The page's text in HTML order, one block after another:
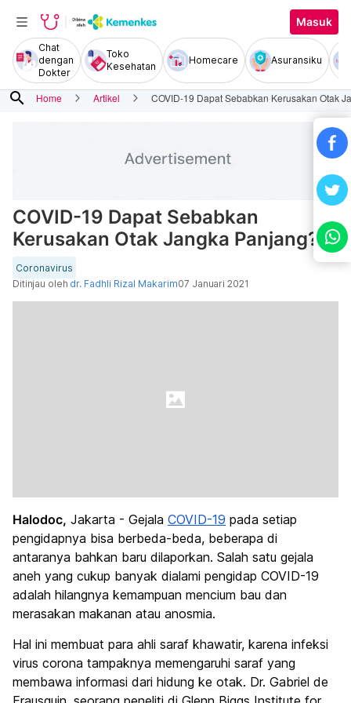
Masuk
Chat
dengan
Dokter
Toko
Kesehatan
Homecare Asuransiku
search Home Artikel COVID-19 Dapat Sebabkan Kerusakan Otak
COVID-19 Dapat Sebabkan
Kerusakan Otak Jangka Panjang?
Coronavirus
Ditinjau oleh dr. Fadhli Rizal Makarim07 Januari 2021
Halodoc, Jakarta - Gejala COVID-19 pada setiap
pengidapnya bisa berbeda-beda, beberapa di
antaranya bahkan baru dilaporkan. Salah satu gejala
aneh yang cukup banyak dialami pengidap COVID-19
adalah hilangnya kemampuan mencium bau dan
merasakan makanan atau anosmia.
Hal ini membuat para ahli saraf khawatir, karena infeksi
virus corona tampaknya memengaruhi saraf yang
membawa informasi dari hidung ke otak. Dr. Gabriel de